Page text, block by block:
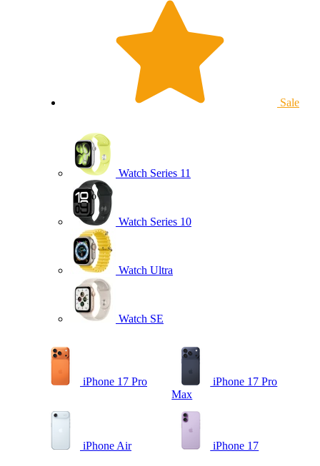
Sale
Watch Series 11
Watch Series 10
Watch Ultra
Watch SE
iPhone 17 Pro
iPhone 17 Pro
Max
iPhone Air iPhone 17